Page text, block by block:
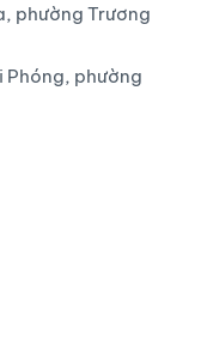
phường Trương
Phóng, phường